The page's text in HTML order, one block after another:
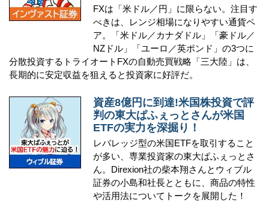
FXは「米ドル／円」に限らない。注目す
べきは、レンジ相場になりやすい通貨ペ
ア。「米ドル／カナダドル」「豪ドル／
NZドル」「ユーロ／英ポンド」の3つに
分散投資するトライオートFXの自動売買戦略「三大陸」は、
長期的に安定収益を狙えると投資家に好評だ。
資産8億円に到達!米国株投資で評
判の東大ぱふぇっとさんが米国
ETFの実力を深掘り！
レバレッジ型の米国ETFを取引すること
が多い、専業投資家の東大ぱふぇっとさ
ん。Direxion社の柴本翔さんとウィブル
証券の小島和社長とともに、商品の特性
や活用法についてトークを展開した！